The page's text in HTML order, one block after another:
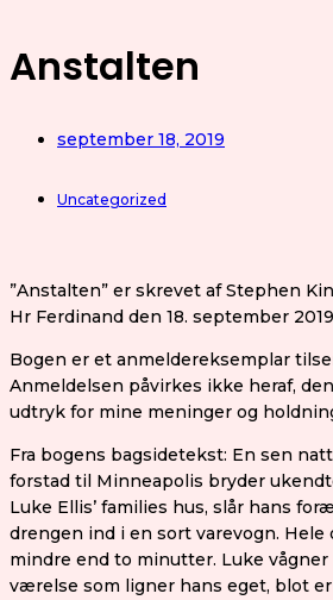
Anstalten
september 18, 2019
Uncategorized
”Anstalten” er skrevet af Stephen
Hr Ferdinand den 18. september
Bogen er et anmeldereksemplar
Anmeldelsen påvirkes ikke heraf,
udtryk for mine meninger og
Fra bogens bagsidetekst: En sen
forstad til Minneapolis bryder
Luke Ellis’ families hus, slår hans
drengen ind i en sort varevogn. Hele
mindre end to minutter. Luke
værelse som ligner hans eget, blot